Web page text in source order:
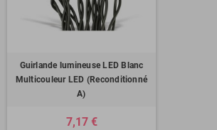
Guirlande lumineuse LED Blanc
Multicouleur LED (Reconditionné
A)
7,17 €